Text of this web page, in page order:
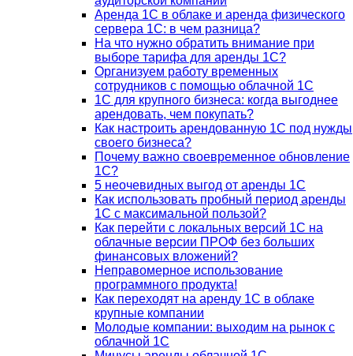
Аренда 1С в облаке и аренда физического
сервера 1С: в чем разница?
На что нужно обратить внимание при
выборе тарифа для аренды 1С?
Организуем работу временных
сотрудников с помощью облачной 1С
1С для крупного бизнеса: когда выгоднее
арендовать, чем покупать?
Как настроить арендованную 1С под нужды
своего бизнеса?
Почему важно своевременное обновление
1С?
5 неочевидных выгод от аренды 1С
Как использовать пробный период аренды
1С с максимальной пользой?
Как перейти с локальных версий 1С на
облачные версии ПРОФ без больших
финансовых вложений?
Неправомерное использование
программного продукта!
Как переходят на аренду 1С в облаке
крупные компании
Молодые компании: выходим на рынок с
облачной 1С